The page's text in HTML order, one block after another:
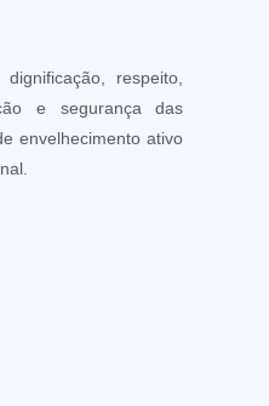
respeito,
e segurança das
envelhecimento ativo